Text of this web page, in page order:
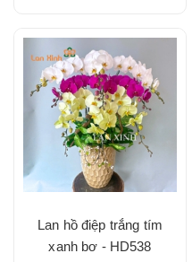
Lan hồ điệp trắng tím
xanh bơ - HD538